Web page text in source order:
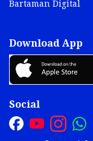
Bartaman Digital
Download App
Social